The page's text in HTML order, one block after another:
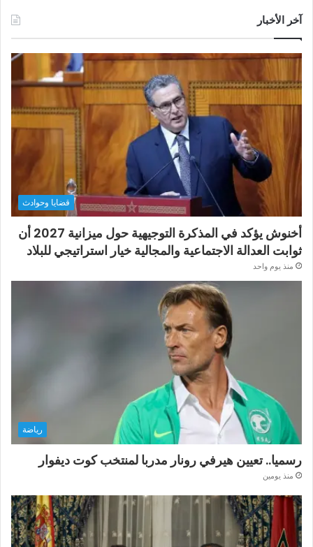
آخر الأخبار
قضايا وحوادث
أخنوش يؤكد في المذكرة التوجيهية حول ميزانية 2027 أن
ثوابت العدالة الاجتماعية والمجالية خيار استراتيجي للبلاد
منذ يوم واحد
رياضة
رسميا.. تعيين هيرفي رونار مدربا لمنتخب كوت ديفوار
منذ يومين